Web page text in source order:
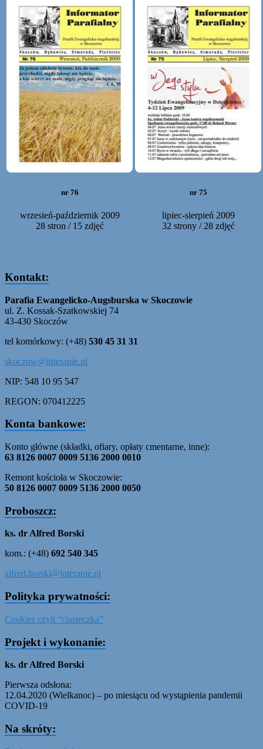
nr 76
wrzesień-październik 2009
28 stron / 15 zdjęć
nr 75
lipiec-sierpień 2009
32 strony / 28 zdjęć
Kontakt:
Parafia Ewangelicko-Augsburska w Skoczowie
ul. Z. Kossak-Szatkowskiej 74
43-430 Skoczów
tel komórkowy: (+48) 530 45 31 31
skoczow@luteranie.pl
NIP: 548 10 95 547
REGON: 070412225
Konta bankowe:
Konto główne (składki, ofiary, opłaty cmentarne, inne):
63 8126 0007 0009 5136 2000 0010
Remont kościoła w Skoczowie:
50 8126 0007 0009 5136 2000 0050
Proboszcz:
ks. dr Alfred Borski
kom.: (+48) 692 540 345
alfred.borski@luteranie.pl
Polityka prywatności:
Cookies czyli “ciasteczka”
Projekt i wykonanie:
ks. dr Alfred Borski
Pierwsza odsłona:
12.04.2020 (Wielkanoc) – po miesiącu od wystąpienia pandemii
COVID-19
Na skróty: